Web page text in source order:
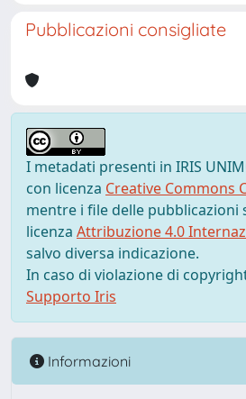
Pubblicazioni consigliate
I metadati presenti in IRIS
con licenza Creative Commons
mentre i file delle pubblicazioni
licenza Attribuzione 4.0
salvo diversa indicazione.
In caso di violazione di
Supporto Iris
Informazioni